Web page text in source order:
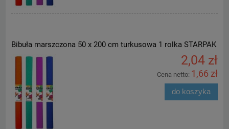
Bibuła marszczona 50 x 200 cm turkusowa 1 rolka STARPAK
2,04 zł
Cena netto: 1,66 zł
do koszyka